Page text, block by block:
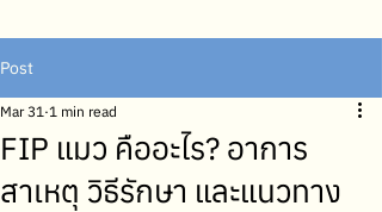
Post
FIP แมว คืออะไร? อาการ
สาเหตุ วิธีรักษา และแนวทาง
Mar 31 1 min read